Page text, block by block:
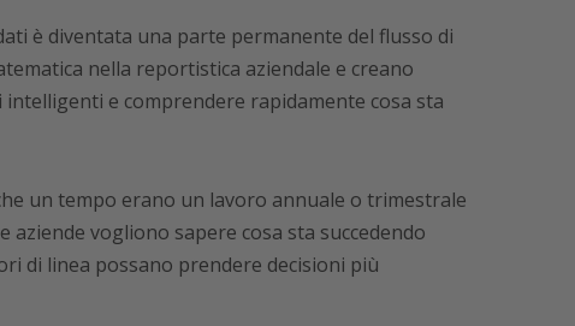
è diventata una parte permanente del flusso di
nella reportistica aziendale e creano
e comprendere rapidamente cosa sta
un tempo erano un lavoro annuale o trimestrale
vogliono sapere cosa sta succedendo
di linea possano prendere decisioni più